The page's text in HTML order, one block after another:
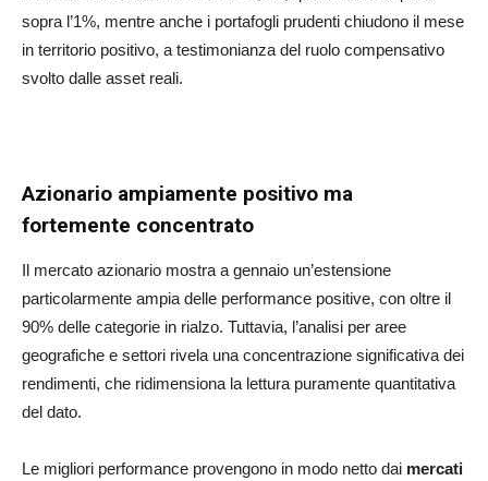
sopra l’1%, mentre anche i portafogli prudenti chiudono il mese
in territorio positivo, a testimonianza del ruolo compensativo
svolto dalle asset reali.
Azionario ampiamente positivo ma
fortemente concentrato
Il mercato azionario mostra a gennaio un’estensione
particolarmente ampia delle performance positive, con oltre il
90% delle categorie in rialzo. Tuttavia, l’analisi per aree
geografiche e settori rivela una concentrazione significativa dei
rendimenti, che ridimensiona la lettura puramente quantitativa
del dato.
Le migliori performance provengono in modo netto dai mercati